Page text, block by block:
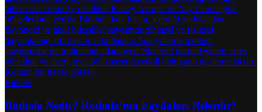
Bitkiler
Rodiola Nedir? Rodiola’nın Faydaları Nelerdir?